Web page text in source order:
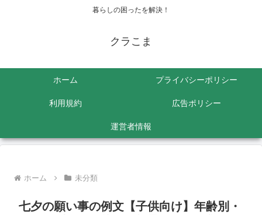
暮らしの困ったを解決！
クラこま
ホーム プライバシーポリシー
利用規約 広告ポリシー
運営者情報
ホーム 未分類
七夕の願い事の例文【子供向け】年齢別・